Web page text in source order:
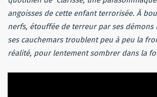
angoisses de cette enfant terrorisée. À
nerfs, étouffée de terreur par ses démons
ses cauchemars troublent peu à peu la
réalité, pour lentement sombrer dans la